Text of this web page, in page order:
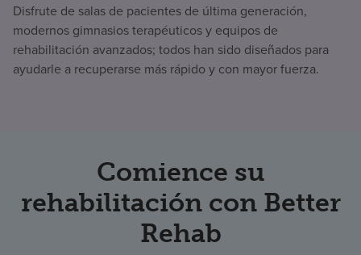
Disfrute de salas de pacientes de última generación,
modernos gimnasios terapéuticos y equipos de
rehabilitación avanzados; todos han sido diseñados para
ayudarle a recuperarse más rápido y con mayor fuerza.
Comience su
rehabilitación con Better
Rehab